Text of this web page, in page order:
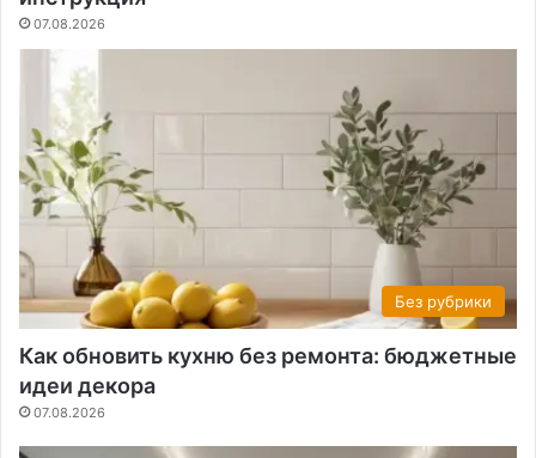
07.08.2026
Без рубрики
Как обновить кухню без ремонта: бюджетные
идеи декора
07.08.2026